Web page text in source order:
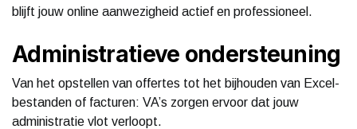
blijft jouw online aanwezigheid actief en professioneel.
Administratieve ondersteuning
Van het opstellen van offertes tot het bijhouden van Excel-
bestanden of facturen: VA’s zorgen ervoor dat jouw
administratie vlot verloopt.